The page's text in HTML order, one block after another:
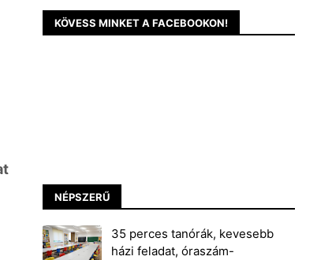
KÖVESS MINKET A FACEBOOKON!
NÉPSZERŰ
35 perces tanórák, kevesebb
házi feladat, óraszám-